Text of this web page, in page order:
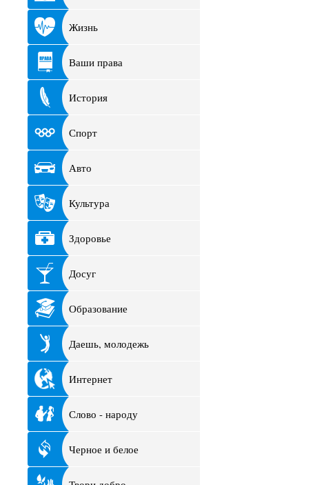
Жизнь
Ваши права
История
Спорт
Авто
Культура
Здоровье
Досуг
Образование
Даешь, молодежь
Интернет
Слово - народу
Черное и белое